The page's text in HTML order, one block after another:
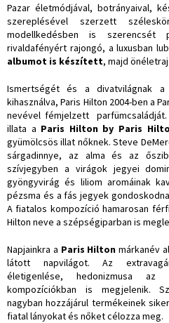
Pazar életmódjával, botrányaival,
szereplésével szerzett
modellkedésben is szerencsét
rivaldafényért rajongó, a luxusban
albumot is készített, majd
Ismertségét és a divatvilágnak
kihasználva, Paris Hilton 2004-ben a
nevével fémjelzett
illata a Paris Hilton by Paris
gyümölcsös illat nőknek. Steve
sárgadinnye, az alma és az
szívjegyben a virágok jegyei
gyöngyvirág és liliom aromáinak
pézsma és a fás jegyek
A fiatalos kompozíció hamarosan
Hilton neve a szépségiparban is
Napjainkra a Paris Hilton márkanév
látott napvilágot. Az
életigenlése, hedonizmusa
kompozíciókban is megjelenik.
nagyban hozzájárul termékeinek
fiatal lányokat és nőket célozza meg.